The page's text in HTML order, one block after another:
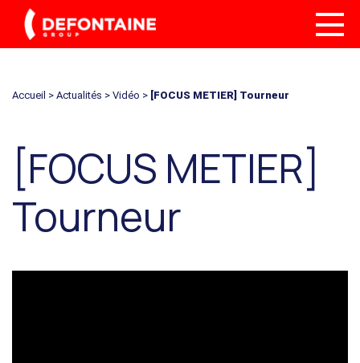
Accueil > Actualités > Vidéo > [FOCUS METIER] Tourneur
[FOCUS METIER]
Tourneur